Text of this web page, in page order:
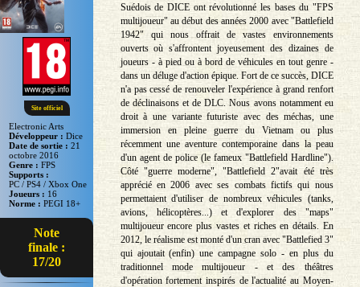
Site officiel
Electronic Arts
Développeur :Dice
Date de sortie :21
octobre 2016
Genre :FPS
Supports :
PC / PS4 / Xbox One
Joueurs : 16
Norme :PEGI 18+
Note
finale :
17/20
Suédois de DICE ont révolutionné les bases du "FPS
multijoueur" au début des années 2000 avec "Battlefield
1942" qui nous offrait de vastes environnements
ouverts où s'affrontent joyeusement des dizaines de
joueurs - à pied ou à bord de véhicules en tout genre -
dans un déluge d'action épique. Fort de ce succès, DICE
n'a pas cessé de renouveler l'expérience à grand renfort
de déclinaisons et de DLC. Nous avons notamment eu
droit à une variante futuriste avec des méchas, une
immersion en pleine guerre du Vietnam ou plus
récemment une aventure contemporaine dans la peau
d'un agent de police (le fameux "Battlefield Hardline").
Côté "guerre moderne", "Battlefield 2"avait été très
apprécié en 2006 avec ses combats fictifs qui nous
permettaient d'utiliser de nombreux véhicules (tanks,
avions, hélicoptères...) et d'explorer des "maps"
multijoueur encore plus vastes et riches en détails. En
2012, le réalisme est monté d'un cran avec "Battlefied 3"
qui ajoutait (enfin) une campagne solo - en plus du
traditionnel mode multijoueur - et des théâtres
d'opération fortement inspirés de l'actualité au Moyen-